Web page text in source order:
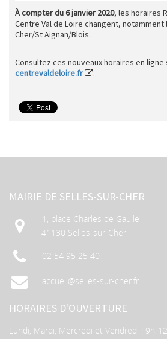
À compter du 6 janvier 2020, les horaires
Centre Val de Loire changent, notamment
Cher/St Aignan/Blois.
Consultez ces nouveaux horaires en
centrevaldeloire.fr
.
MAIRIE DE SELLES-SUR-CHER
1, place Charles de Gaulle
41130 Selles-sur-Cher
02 54 95 25 40
accueil@selles-sur-cher.fr
HORAIRES D'OUVERTURE
Lundi, Mardi, Mercredi et Vendredi : 9h-